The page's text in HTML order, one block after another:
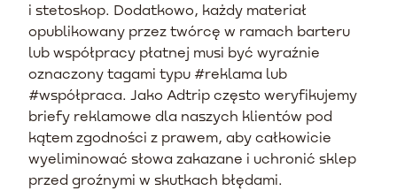
i stetoskop. Dodatkowo, każdy materiał
opublikowany przez twórcę w ramach barteru
lub współpracy płatnej musi być wyraźnie
oznaczony tagami typu #reklama lub
#współpraca. Jako Adtrip często weryfikujemy
briefy reklamowe dla naszych klientów pod
kątem zgodności z prawem, aby całkowicie
wyeliminować słowa zakazane i uchronić sklep
przed groźnymi w skutkach błędami.